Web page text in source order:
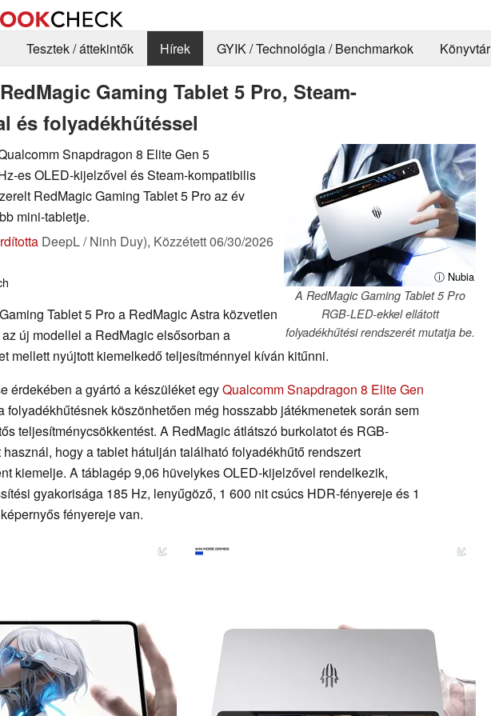
Tesztek / áttekintők Hírek GYIK / Technológia / Benchmarkok Könyvtár
Gaming Tablet 5 Pro, Steam-
és folyadékhűtéssel
ⓘ Nubia
A RedMagic Gaming Tablet 5 Pro
RGB-LED-ekkel ellátott
folyadékhűtési rendszerét mutatja be.
Snapdragon 8 Elite Gen 5
es OLED-kijelzővel és Steam-kompatibilis
RedMagic Gaming Tablet 5 Pro az év
mini-tabletje.
DeepL / Ninh Duy), Közzétett06/30/2026
Tablet 5 Pro a RedMagic Astra közvetlen
új modellel a RedMagic elsősorban a
mellett nyújtott kiemelkedő teljesítménnyel kíván kitűnni.
érdekében a gyártó a készüléket egyQualcomm Snapdragon 8 Elite Gen
folyadékhűtésnek köszönhetően még hosszabb játékmenetek során sem
teljesítménycsökkentést. A RedMagic átlátszó burkolatot és RGB-
hogy a tablet hátulján található folyadékhűtő rendszert
kiemelje. A táblagép 9,06 hüvelykes OLED-kijelzővel rendelkezik,
gyakorisága 185 Hz, lenyűgöző, 1 600 nit csúcs HDR-fényereje és 1
fényereje van.